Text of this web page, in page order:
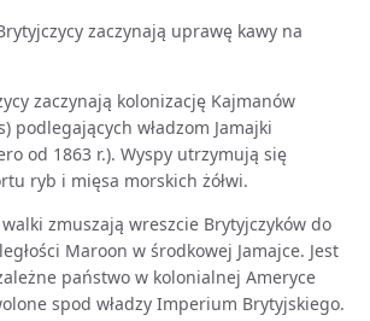
zaczynają uprawę kawy na
zaczynają kolonizację Kajmanów
podlegających władzom Jamajki
od 1863 r.). Wyspy utrzymują się
ryb i mięsa morskich żółwi.
walki zmuszają wreszcie Brytyjczyków do
Maroon w środkowej Jamajce. Jest
państwo w kolonialnej Ameryce
spod władzy Imperium Brytyjskiego.